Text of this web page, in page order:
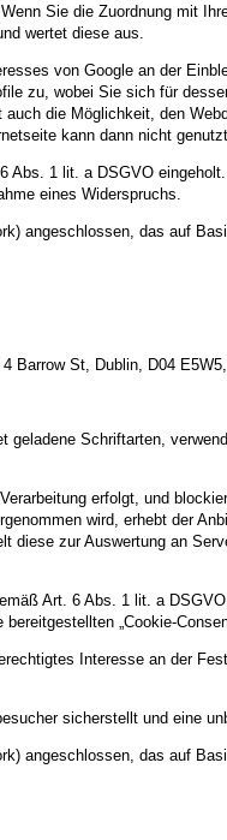
Sie die Zuordnung mit
wertet diese aus.
von Google an der
zu, wobei Sie sich für
die Möglichkeit, den
kann dann nicht genutzt
1 lit. a DSGVO
eines Widerspruchs.
angeschlossen, das auf
Barrow St, Dublin, D04
Schriftarten,
erfolgt, und
wird, erhebt der
diese zur Auswertung an
Art. 6 Abs. 1 lit. a
„Cookie-
Interesse an der
sicherstellt und eine
angeschlossen, das auf